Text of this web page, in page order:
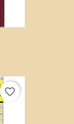
favorite_border